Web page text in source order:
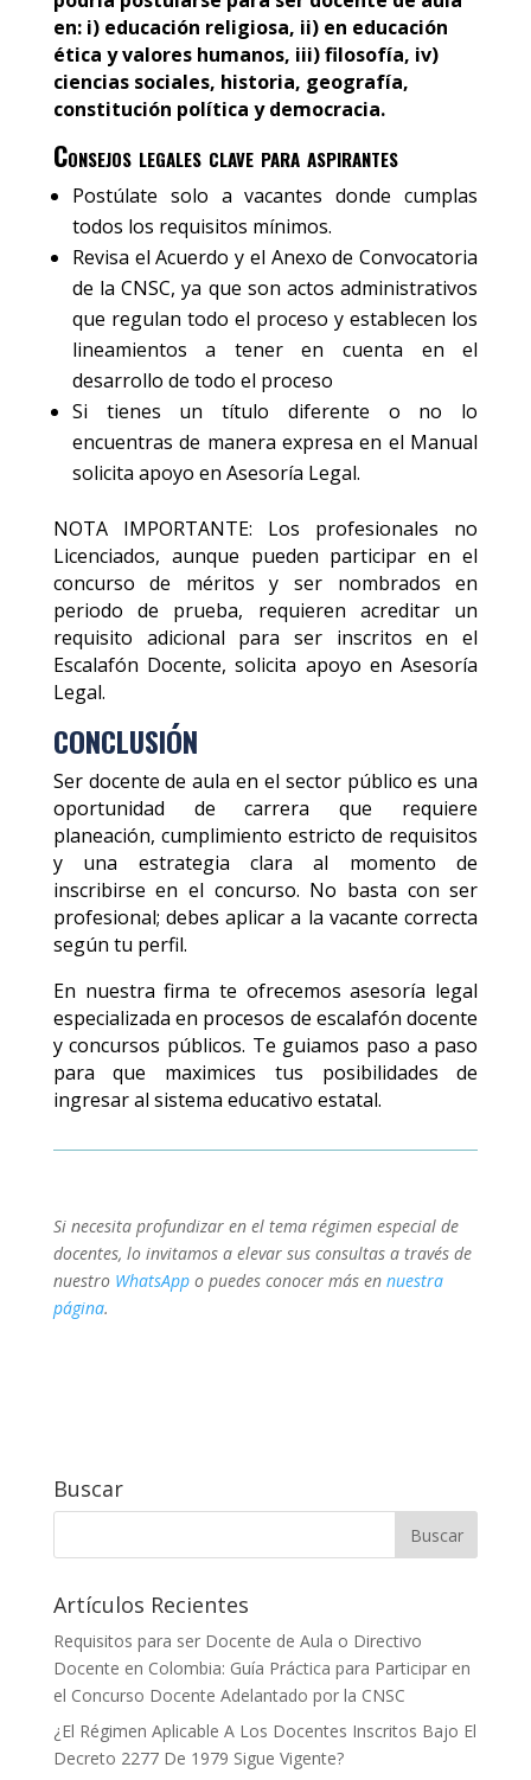
en: i) educación religiosa, ii) en educación
ética y valores humanos, iii) filosofía, iv)
ciencias sociales, historia, geografía,
constitución política y democracia.
Consejos legales clave para aspirantes
Postúlate solo a vacantes donde cumplas
todos los requisitos mínimos.
Revisa el Acuerdo y el Anexo de Convocatoria
de la CNSC, ya que son actos administrativos
que regulan todo el proceso y establecen los
lineamientos a tener en cuenta en el
desarrollo de todo el proceso
Si tienes un título diferente o no lo
encuentras de manera expresa en el Manual
solicita apoyo en Asesoría Legal.
NOTA IMPORTANTE: Los profesionales no
Licenciados, aunque pueden participar en el
concurso de méritos y ser nombrados en
periodo de prueba, requieren acreditar un
requisito adicional para ser inscritos en el
Escalafón Docente, solicita apoyo en Asesoría
Legal.
CONCLUSIÓN
Ser docente de aula en el sector público es una
oportunidad de carrera que requiere
planeación, cumplimiento estricto de requisitos
y una estrategia clara al momento de
inscribirse en el concurso. No basta con ser
profesional; debes aplicar a la vacante correcta
según tu perfil.
En nuestra firma te ofrecemos asesoría legal
especializada en procesos de escalafón docente
y concursos públicos. Te guiamos paso a paso
para que maximices tus posibilidades de
ingresar al sistema educativo estatal.
Si necesita profundizar en el tema régimen especial de
docentes, lo invitamos a elevar sus consultas a través de
nuestro WhatsAppo puedes conocer más en nuestra
página.
Buscar
Artículos Recientes
Requisitos para ser Docente de Aula o Directivo
Docente en Colombia: Guía Práctica para Participar en
el Concurso Docente Adelantado por la CNSC
¿El Régimen Aplicable A Los Docentes Inscritos Bajo El
Decreto 2277 De 1979 Sigue Vigente?